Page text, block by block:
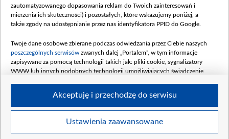
Dofinansowanie 900 000 000,00 PLN
Data podpisania umowy: LUTY 2026 (wpłata
kwiecień 180 mln, 7 maja 180 mln, 8
czerwca 90 mln)
Dofinansowanie 250 000 000,00 PLN
4 sierpnia 250 mln
© 2026 Telewizja Polska S. A. w likwidacji
zautomatyzowanego dopasowania reklam do Twoich zainteresowań i
mierzenia ich skuteczności) i pozostałych, które wskazujemy poniżej, a
także zgody na udostępnianie przez nas identyfikatora PPID do Google.
Twoje dane osobowe zbierane podczas odwiedzania przez Ciebie naszych
poszczególnych serwisów zwanych dalej „Portalem”, w tym informacje
zapisywane za pomocą technologii takich jak: pliki cookie, sygnalizatory
WWW lub innych podobnych technologii umożliwiających świadczenie
Twoje dane osobowe zbierane podczas odwiedzania przez Ciebie
Ustawienia zaawansowane
Akceptuję i przechodzę do serwisu